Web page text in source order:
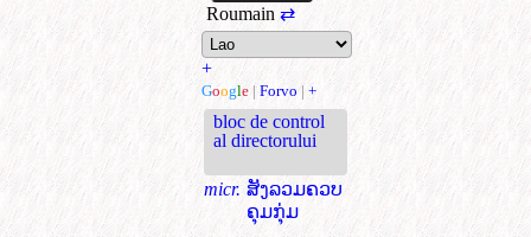
Roumain ⇄
+
Google | Forvo | +
bloc de control
al directorului
micr. ສັງລວມຄວບ
ຄຸມກຸ່ມ